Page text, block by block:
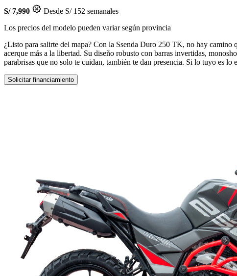
S/ 7,990
Desde S/ 152 semanales
Los precios del modelo pueden variar según provincia
¿Listo para salirte del mapa? Con la Ssenda Duro 250 TK, no hay camino
acerque más a la libertad. Su diseño robusto con barras invertidas,
parabrisas que no solo te cuidan, también te dan presencia. Si lo tuyo es
Solicitar financiamiento